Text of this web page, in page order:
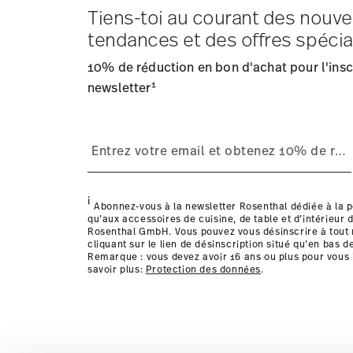
Frais d'expédition: Les frais de livraison pour la
Délai de livraison: 5-7 jours ouvrables pour les articles
: Nous livrons
Suivi: Vous recevrez un code de suivi par e-mail dès
Retours: Pour les retours, veuillez utiliser notre
les détails pour chaque pays de livraison ici
Tiens-toi au courant des
tendances et des offres
10% de réduction en bon d'achat pour
newsletter1
i Abonnez-vous à la newsletter Rosenthal dédiée à la
qu’aux accessoires de cuisine, de table et d’intérieur
Rosenthal GmbH. Vous pouvez vous désinscrire à tout
cliquant sur le lien de désinscription situé qu’en bas
Remarque : vous devez avoir 16 ans ou plus pour
savoir plus: Protection des données.